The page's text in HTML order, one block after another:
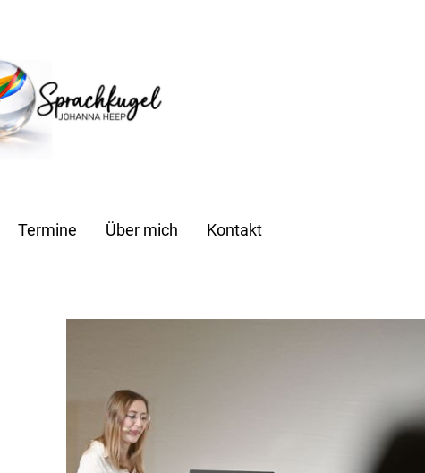
Termine Über mich Kontakt